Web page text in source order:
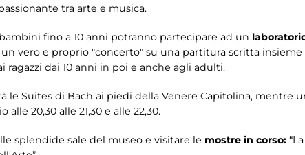
tra arte e musica.
fino a 10 anni potranno partecipare ad un
vero e proprio "concerto" su una partitura scritta insieme
ragazzi dai 10 anni in poi e anche agli adulti.
le Suites di Bach ai piedi della Venere Capitolina, mentre
20,30 alle 21,30 e alle 22,30.
splendide sale del museo e visitare le mostre in corso: